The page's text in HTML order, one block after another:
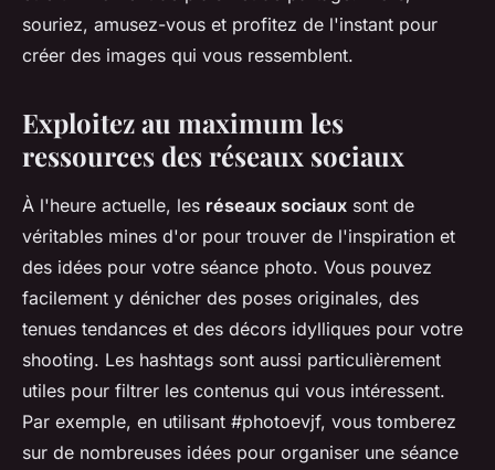
souriez, amusez-vous et profitez de l'instant pour
créer des images qui vous ressemblent.
Exploitez au maximum les
ressources des réseaux sociaux
À l'heure actuelle, les réseaux sociaux sont de
véritables mines d'or pour trouver de l'inspiration et
des idées pour votre séance photo. Vous pouvez
facilement y dénicher des poses originales, des
tenues tendances et des décors idylliques pour votre
shooting. Les hashtags sont aussi particulièrement
utiles pour filtrer les contenus qui vous intéressent.
Par exemple, en utilisant #photoevjf, vous tomberez
sur de nombreuses idées pour organiser une séance